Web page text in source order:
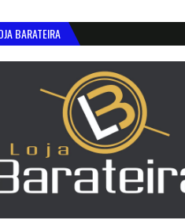
BARATEIRA